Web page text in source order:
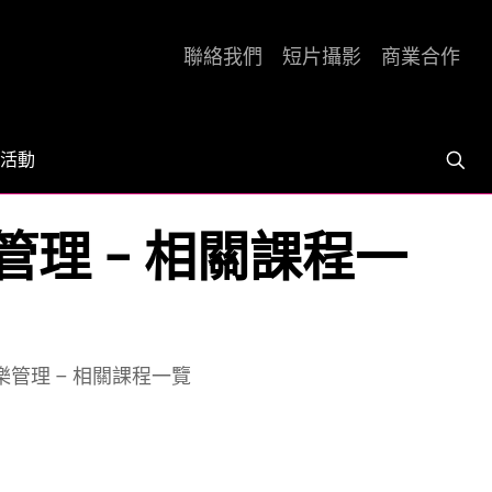
活動
聯絡我們 短片攝影 商業合作
理 – 相關課程一
管理 – 相關課程一覽